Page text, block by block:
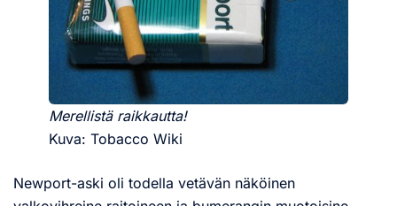
Merellistä raikkautta!
Kuva: Tobacco Wiki
Newport-aski oli todella vetävän näköinen